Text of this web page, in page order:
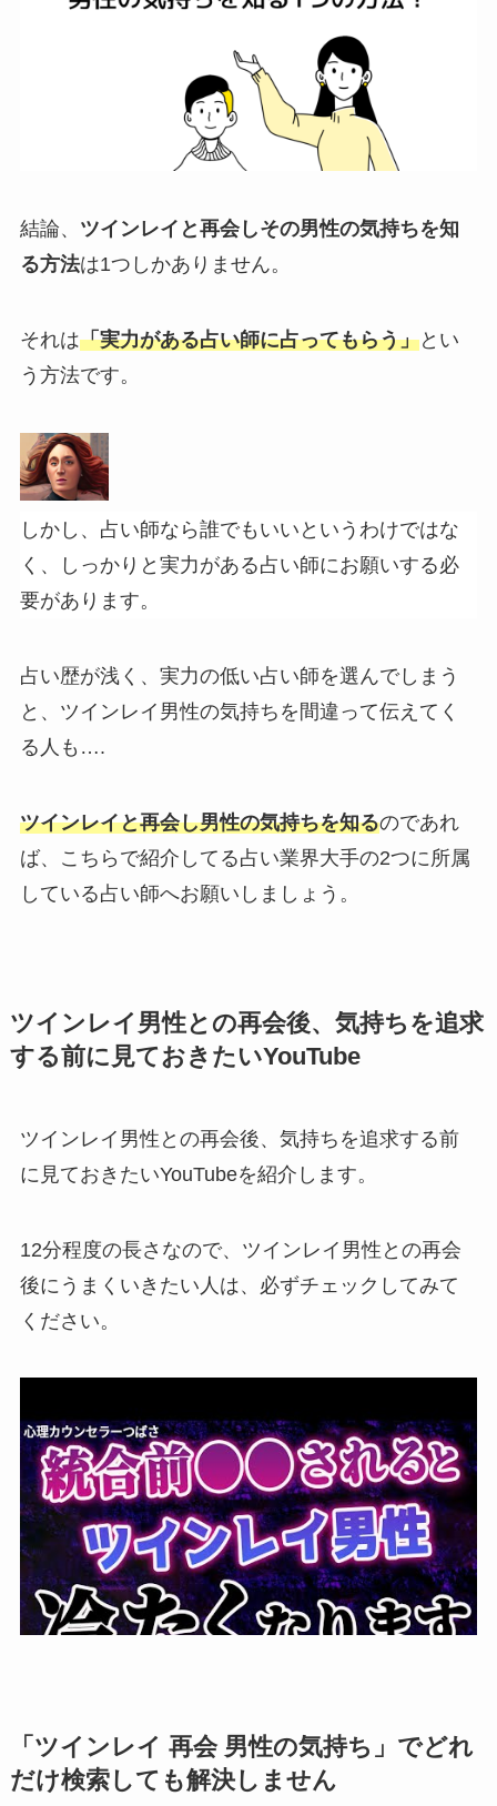
結論、 ツインレイと再会しその男性の気持ちを知
る方法は1つしかありません。
それは「実力がある占い師に占ってもらう」とい
う方法です。
しかし、占い師なら誰でもいいというわけではな
く、しっかりと実力がある占い師にお願いする必
要があります。
占い歴が浅く、実力の低い占い師を選んでしまう
と、ツインレイ男性の気持ちを間違って伝えてく
る人も….
ツインレイと再会し男性の気持ちを知るのであれ
ば、こちらで紹介してる占い業界大手の2つに所属
している占い師へお願いしましょう。
ツインレイ男性との再会後、気持ちを追求
する前に見ておきたいYouTube
ツインレイ男性との再会後、気持ちを追求する前
に見ておきたいYouTubeを紹介します。
12分程度の長さなので、ツインレイ男性との再会
後にうまくいきたい人は、必ずチェックしてみて
ください。
「ツインレイ 再会 男性の気持ち」でどれ
だけ検索しても解決しません